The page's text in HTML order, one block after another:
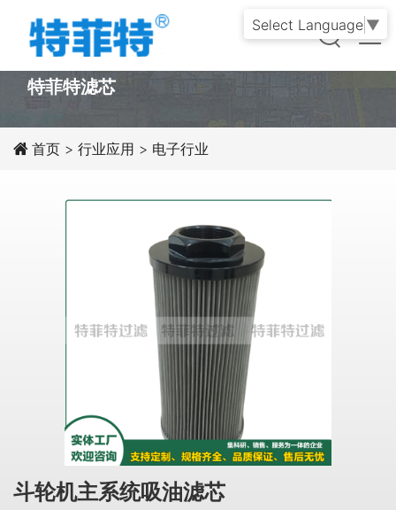
PRODUCT
特菲特滤芯
首页 > 行业应用 > 电子行业
斗轮机主系统吸油滤芯
Select Language ▼